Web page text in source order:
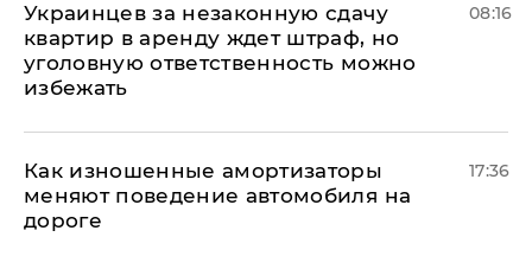
Украинцев за незаконную сдачу
квартир в аренду ждет штраф, но
уголовную ответственность можно
избежать
08:16
Как изношенные амортизаторы
меняют поведение автомобиля на
дороге
17:36